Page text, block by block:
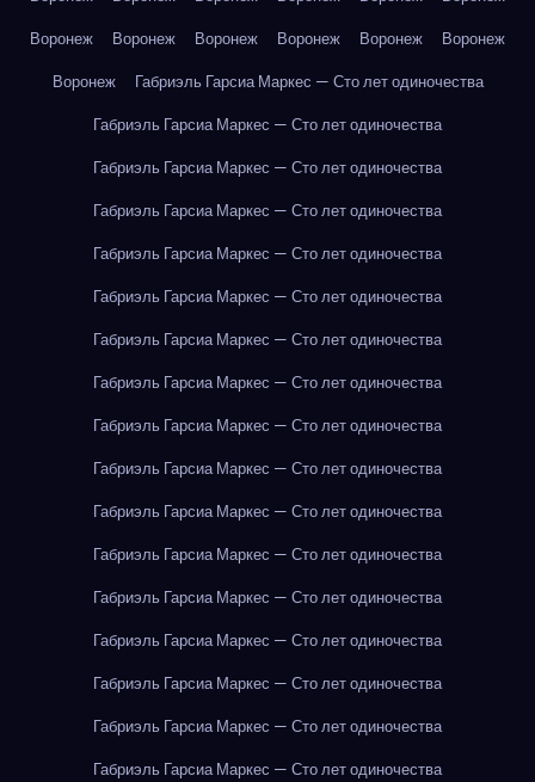
Воронеж
Воронеж Воронеж Воронеж Воронеж
Воронеж
Воронеж
Габриэль Гарсиа Маркес — Сто лет одиночества
Габриэль Гарсиа Маркес — Сто лет одиночества
Габриэль Гарсиа Маркес — Сто лет одиночества
Габриэль Гарсиа Маркес — Сто лет одиночества
Габриэль Гарсиа Маркес — Сто лет одиночества
Габриэль Гарсиа Маркес — Сто лет одиночества
Габриэль Гарсиа Маркес — Сто лет одиночества
Габриэль Гарсиа Маркес — Сто лет одиночества
Габриэль Гарсиа Маркес — Сто лет одиночества
Габриэль Гарсиа Маркес — Сто лет одиночества
Габриэль Гарсиа Маркес — Сто лет одиночества
Габриэль Гарсиа Маркес — Сто лет одиночества
Габриэль Гарсиа Маркес — Сто лет одиночества
Габриэль Гарсиа Маркес — Сто лет одиночества
Габриэль Гарсиа Маркес — Сто лет одиночества
Габриэль Гарсиа Маркес — Сто лет одиночества
Габриэль Гарсиа Маркес — Сто лет одиночества